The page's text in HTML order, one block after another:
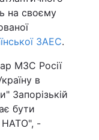
на своєму
ЗАЕС.
МЗС Росії
в
Запорізькій
бути
НАТО", -